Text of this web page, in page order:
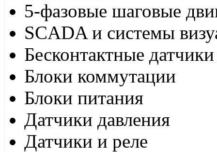
5-фазовые шаговые
SCADA и системы
Бесконтактные датчики
Блоки коммутации
Блоки питания
Датчики давления
Датчики и реле